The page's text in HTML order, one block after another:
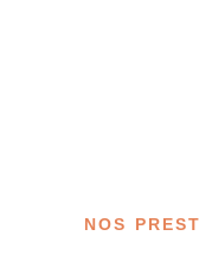
NOS